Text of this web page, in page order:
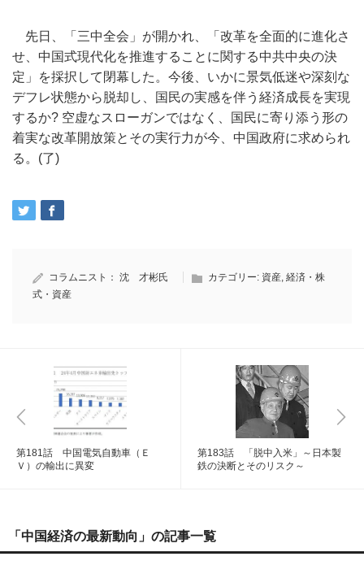
先日、「三中全会」が開かれ、「改革を全面的に進化さ
せ、中国式現代化を推進することに関する中共中央の決
定」を採択して閉幕した。今後、いかに景気低迷や深刻な
デフレ状態から脱却し、国民の実感を伴う経済成長を実現
するか? 空虚なスローガンではなく、国民に寄り添う形の
着実な改革開放策とその実行力が今、中国政府に求められ
る。(了)
コラムニスト： 沈 才彬氏 カテゴリー: 資産 経済・株
式・資産
第181話 中国電気自動車（Ｅ
Ｖ）の輸出に異変
第183話 「脱中入米」～日本製
鉄の決断とそのリスク～
「中国経済の最新動向」の記事一覧